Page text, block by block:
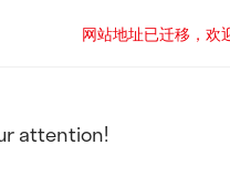
网站地址已迁移，
attention!